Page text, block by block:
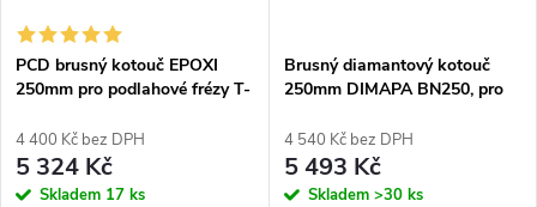
PCD brusný kotouč EPOXI
250mm pro podlahové frézy T-
4 400 Kč bez DPH
5 324 Kč
Skladem 17 ks
Brusný diamantový kotouč
250mm DIMAPA BN250, pro
4 540 Kč bez DPH
5 493 Kč
Skladem >30 ks